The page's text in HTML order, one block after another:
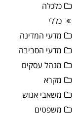
כלכלה
כללי
מדעי המדינה
מדעי הסביבה
מנהל עסקים
מקרא
משאבי אנוש
משפטים